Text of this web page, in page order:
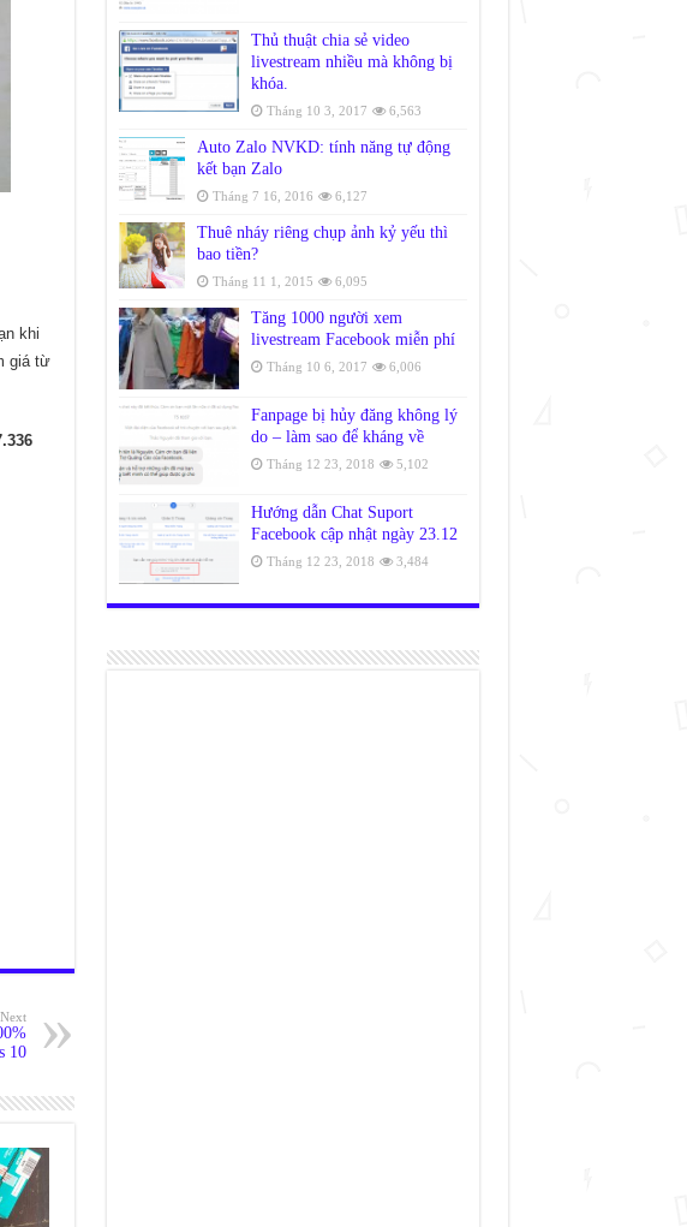
khi
giá từ
Next
10
Thủ thuật chia sẻ video
livestream nhiều mà không bị
khóa.
Tháng 10 3, 2017 6,563
Auto Zalo NVKD: tính năng tự động
kết bạn Zalo
Tháng 7 16, 2016 6,127
Thuê nháy riêng chụp ảnh kỷ yếu thì
bao tiền?
Tháng 11 1, 2015 6,095
Tăng 1000 người xem
livestream Facebook miễn phí
Tháng 10 6, 2017 6,006
Fanpage bị hủy đăng không lý
do – làm sao để kháng về
Tháng 12 23, 2018 5,102
Hướng dẫn Chat Suport
Facebook cập nhật ngày 23.12
Tháng 12 23, 2018 3,484